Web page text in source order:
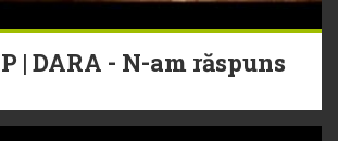
| DARA - N-am răspuns